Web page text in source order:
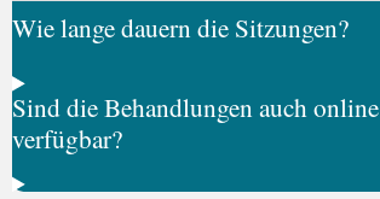
Wie lange dauern die Sitzungen?
Sind die Behandlungen auch online
verfügbar?